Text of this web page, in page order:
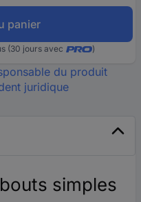
panier
(30 jours avec )
du produit
juridique
simples